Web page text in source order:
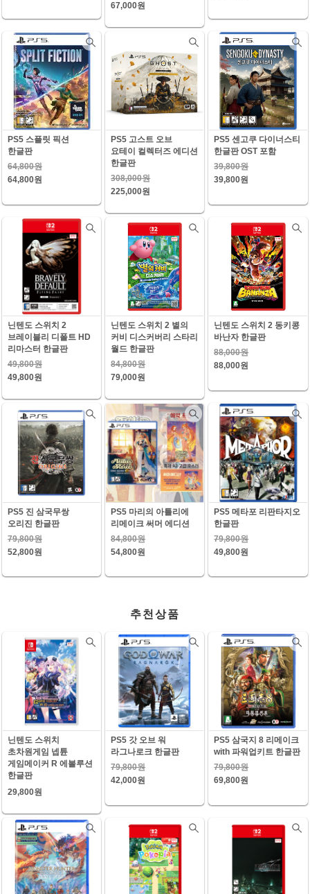
67,000원
PS5 스플릿 픽션
한글판
64,800원
64,800원
PS5 고스트 오브
요테이 컬렉터즈 에디션
한글판
308,000원
225,000원
PS5 센고쿠 다이너스티
한글판 OST 포함
39,800원
39,800원
닌텐도 스위치 2
브레이블리 디폴트 HD
리마스터 한글판
49,800원
49,800원
닌텐도 스위치 2 별의
커비 디스커버리 스타리
월드 한글판
84,800원
79,000원
닌텐도 스위치 2 동키콩
바난자 한글판
88,000원
88,000원
PS5 진 삼국무쌍
오리진 한글판
79,800원
52,800원
PS5 마리의 아틀리에
리메이크 써머 에디션
84,800원
54,800원
PS5 메타포 리판타지오
한글판
79,800원
49,800원
추천상품
닌텐도 스위치
초차원게임 넵튠
게임메이커 R 에볼루션
한글판
29,800원
PS5 갓 오브 워
라그나로크 한글판
79,800원
42,000원
PS5 삼국지 8 리메이크
with 파워업키트 한글판
79,800원
69,800원